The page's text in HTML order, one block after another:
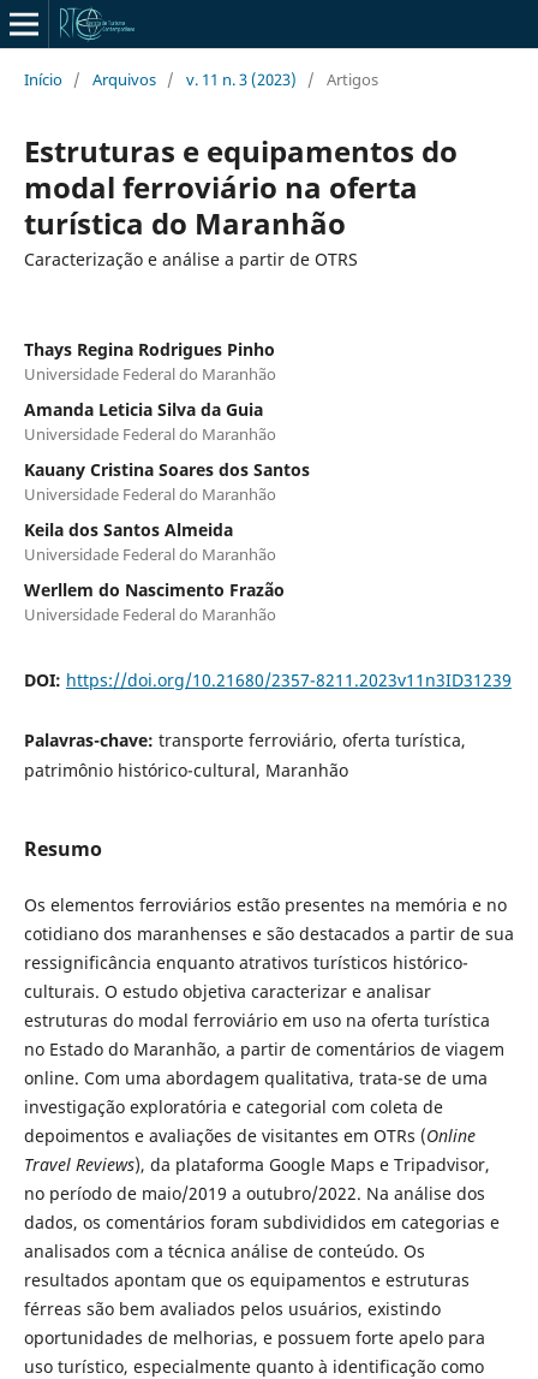
Início / Arquivos / v. 11 n. 3 (2023) / Artigos
Estruturas e equipamentos do
modal ferroviário na oferta
turística do Maranhão
Caracterização e análise a partir de OTRS
Thays Regina Rodrigues Pinho
Universidade Federal do Maranhão
Amanda Leticia Silva da Guia
Universidade Federal do Maranhão
Kauany Cristina Soares dos Santos
Universidade Federal do Maranhão
Keila dos Santos Almeida
Universidade Federal do Maranhão
Werllem do Nascimento Frazão
Universidade Federal do Maranhão
DOI: https://doi.org/10.21680/2357-8211.2023v11n3ID31239
Palavras-chave: transporte ferroviário, oferta turística,
patrimônio histórico-cultural, Maranhão
Resumo
Os elementos ferroviários estão presentes na memória e no
cotidiano dos maranhenses e são destacados a partir de sua
ressignificância enquanto atrativos turísticos histórico-
culturais. O estudo objetiva caracterizar e analisar
estruturas do modal ferroviário em uso na oferta turística
no Estado do Maranhão, a partir de comentários de viagem
online. Com uma abordagem qualitativa, trata-se de uma
investigação exploratória e categorial com coleta de
depoimentos e avaliações de visitantes em OTRs (Online
Travel Reviews), da plataforma Google Maps e Tripadvisor,
no período de maio/2019 a outubro/2022. Na análise dos
dados, os comentários foram subdivididos em categorias e
analisados com a técnica análise de conteúdo. Os
resultados apontam que os equipamentos e estruturas
férreas são bem avaliados pelos usuários, existindo
oportunidades de melhorias, e possuem forte apelo para
uso turístico, especialmente quanto à identificação como